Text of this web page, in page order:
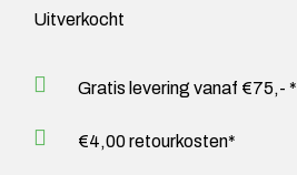
Uitverkocht
Gratis levering vanaf €75,- *
€4,00 retourkosten*